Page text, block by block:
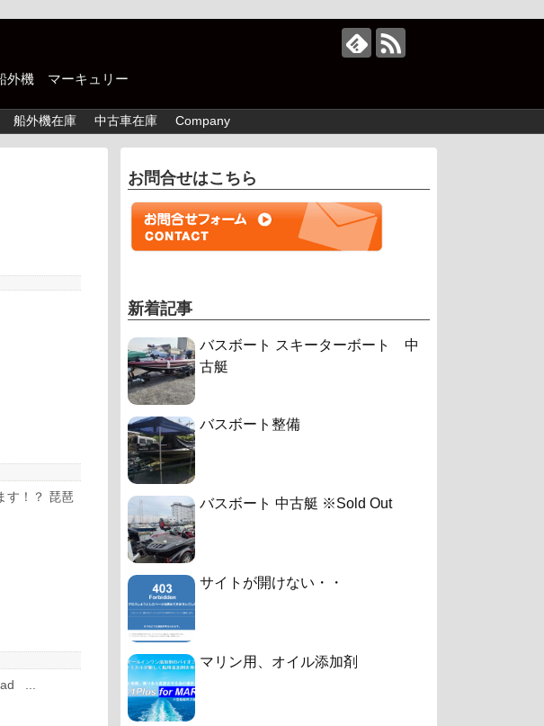
外機 マーキュリー
船外機在庫 中古車在庫 Company
す！？ 琵琶
...
お問合せはこちら
新着記事
バスボート スキーターボート 中
古艇
バスボート整備
バスボート 中古艇 ※Sold Out
サイトが開けない・・
マリン用、オイル添加剤